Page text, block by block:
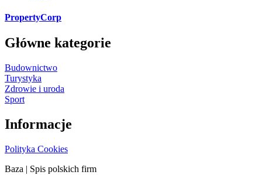
PropertyCorp
Główne kategorie
Budownictwo
Turystyka
Zdrowie i uroda
Sport
Informacje
Polityka Cookies
Baza | Spis polskich firm